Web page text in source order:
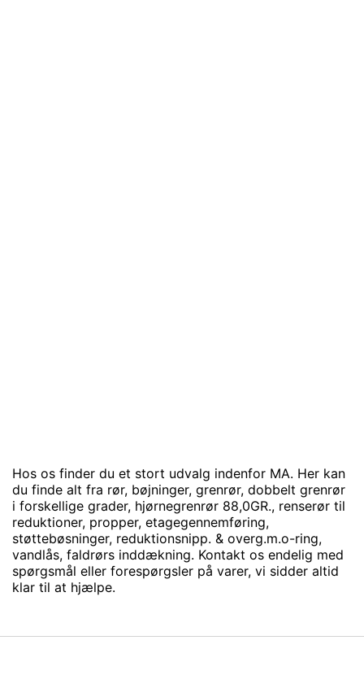
Hos os finder du et stort udvalg indenfor MA. Her kan
du finde alt fra rør, bøjninger, grenrør, dobbelt grenrør
i forskellige grader, hjørnegrenrør 88,0GR., renserør til
reduktioner, propper, etagegennemføring,
støttebøsninger, reduktionsnipp. & overg.m.o-ring,
vandlås, faldrørs inddækning. Kontakt os endelig med
spørgsmål eller forespørgsler på varer, vi sidder altid
klar til at hjælpe.